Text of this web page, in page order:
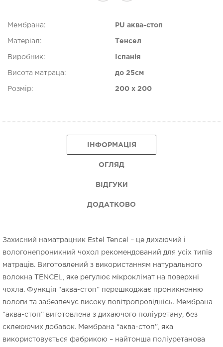
Мембрана: PU аква-стоп
Матеріал: Тенсел
Виробник: Іспанія
Висота матраца: до 25см
Розмір: 200 x 200
ІНФОРМАЦІЯ
ОГЛЯД
ВІДГУКИ
ДОДАТКОВО
Захисний наматрацник Estel Tencel – це дихаючий і
вологонепроникний чохол рекомендований для усіх типів
матраців. Виготовлений з використанням натурального
волокна TENCEL, яке регулює мікроклімат на поверхні
чохла. Функція “аква-стоп” перешкоджає проникненню
вологи та забезпечує високу повітропровіднісь. Мембрана
“аква-стоп” виготовлена з дихаючого поліуретану, без
склеюючих добавок. Мембрана “аква-стоп”, яка
використовується фабрикою – найтонша поліуретанова